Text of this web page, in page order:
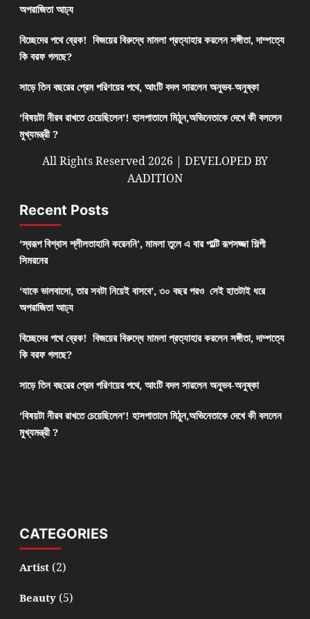
অপরাজিতা আঢ্য
বিচ্ছেদের পথে ব্রেক! বিজয়ের বিরুদ্ধে মামলা প্রত্যাহার করলেন সঙ্গীতা, দাম্পত্যে
কি বরফ গলছে?
সাড়ে তিন বছরের প্রেম পরিণয়ের পথে, আংটি বদল সারলেন অনুভব-অনুষ্কা
‘বিষয়টা নীরব রাখতে চেয়েছিলেন’! হাসপাতালে মিঠুন,অভিনেতাকে দেখে কী বললেন
মুখ্যমন্ত্রী ?
All Rights Reserved 2026 | DEVELOPED BY
AADITION
Recent Posts
‘স্বরূপ বিশ্বাস শ্লীলতাহানি করেননি’, মামলা তুলে এ বার পাল্টি রূপসজ্জা শিল্পী
সিমরনের
‘যাকে ভালবাসো, তার সবটা নিয়েই বাসবে’, ৩০ বছর পরও সেই হাতটাই ধরে
অপরাজিতা আঢ্য
বিচ্ছেদের পথে ব্রেক! বিজয়ের বিরুদ্ধে মামলা প্রত্যাহার করলেন সঙ্গীতা, দাম্পত্যে
কি বরফ গলছে?
সাড়ে তিন বছরের প্রেম পরিণয়ের পথে, আংটি বদল সারলেন অনুভব-অনুষ্কা
‘বিষয়টা নীরব রাখতে চেয়েছিলেন’! হাসপাতালে মিঠুন,অভিনেতাকে দেখে কী বললেন
মুখ্যমন্ত্রী ?
CATEGORIES
Artist(2)
Beauty(5)